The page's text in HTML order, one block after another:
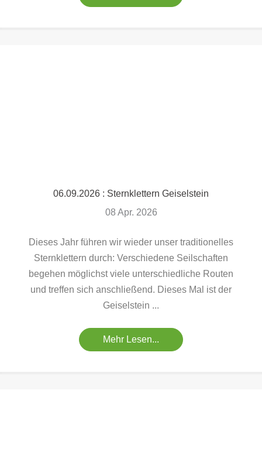
06.09.2026 : Sternklettern Geiselstein
08 Apr. 2026
Dieses Jahr führen wir wieder unser traditionelles
Sternklettern durch: Verschiedene Seilschaften
begehen möglichst viele unterschiedliche Routen
und treffen sich anschließend. Dieses Mal ist der
Geiselstein ...
Mehr Lesen...